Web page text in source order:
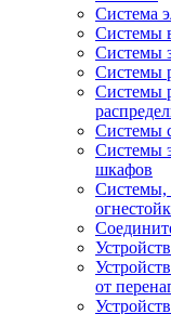
Система
Системы
Системы
Системы
Системы
Системы
Системы
шкафов
Системы,
от